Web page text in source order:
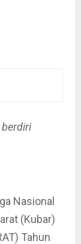
Nasional
(Kubar)
Tahun